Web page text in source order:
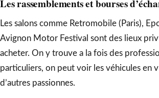
Les rassemblements et bourses
Les salons comme Retromobile (Paris),
Avignon Motor Festival sont des lieux
acheter. On y trouve a la fois des
particuliers, on peut voir les véhicules en
d’autres passionnes.